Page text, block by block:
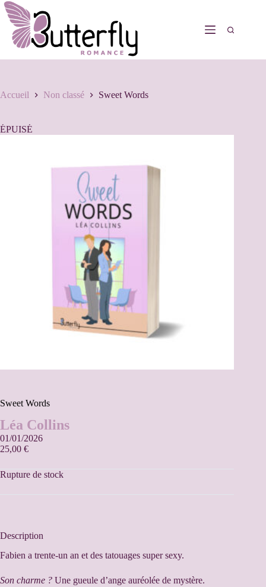
Accueil Non classé Sweet Words
ÉPUISÉ
Sweet Words
Léa Collins
01/01/2026
25,00 €
Rupture de stock
Description
Fabien a trente-un an et des tatouages super sexy.
Son charme ? Une gueule d’ange auréolée de mystère.